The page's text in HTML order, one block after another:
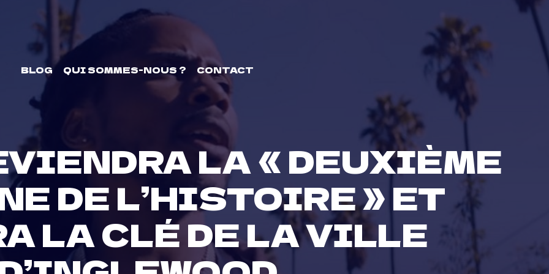
BLOG QUI SOMMES-NOUS ? CONTACT
LA « DEUXIÈME
DE L’HISTOIRE » ET
LA CLÉ DE LA VILLE